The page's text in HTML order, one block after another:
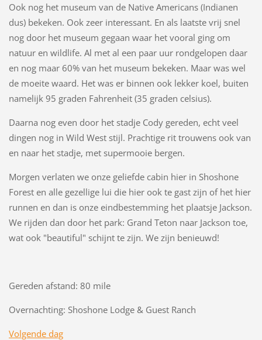
Ook nog het museum van de Native Americans (Indianen
dus) bekeken. Ook zeer interessant. En als laatste vrij snel
nog door het museum gegaan waar het vooral ging om
natuur en wildlife. Al met al een paar uur rondgelopen daar
en nog maar 60% van het museum bekeken. Maar was wel
de moeite waard. Het was er binnen ook lekker koel, buiten
namelijk 95 graden Fahrenheit (35 graden celsius).
Daarna nog even door het stadje Cody gereden, echt veel
dingen nog in Wild West stijl. Prachtige rit trouwens ook van
en naar het stadje, met supermooie bergen.
Morgen verlaten we onze geliefde cabin hier in Shoshone
Forest en alle gezellige lui die hier ook te gast zijn of het hier
runnen en dan is onze eindbestemming het plaatsje Jackson.
We rijden dan door het park: Grand Teton naar Jackson toe,
wat ook "beautiful" schijnt te zijn. We zijn benieuwd!
Gereden afstand: 80 mile
Overnachting: Shoshone Lodge & Guest Ranch
Volgende dag